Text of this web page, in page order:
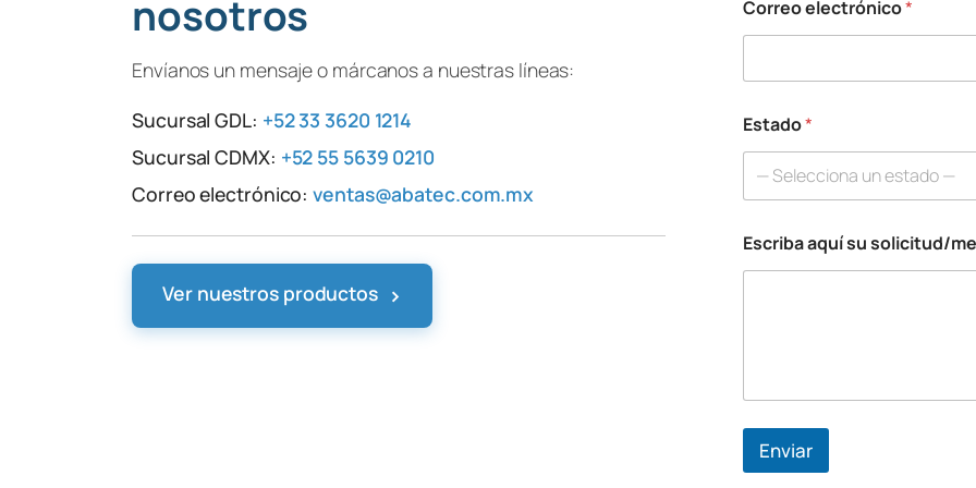
nosotros
Envíanos un mensaje o márcanos a nuestras líneas:
Sucursal GDL: +52 33 3620 1214
Sucursal CDMX: +52 55 5639 0210
Correo electrónico:ventas@abatec.com.mx
Ver nuestros productos ›
Correo electrónico*
Estado*
— Selecciona un estado —
Escriba aquí su solicitud/
Enviar